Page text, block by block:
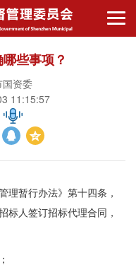
些事项？
资委
11:15:57
暂行办法》第十四条，
标人签订招标代理合同，